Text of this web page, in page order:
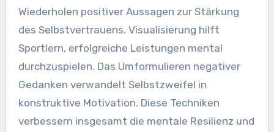
Wiederholen positiver Aussagen zur Stärkung
des Selbstvertrauens. Visualisierung hilft
Sportlern, erfolgreiche Leistungen mental
durchzuspielen. Das Umformulieren negativer
Gedanken verwandelt Selbstzweifel in
konstruktive Motivation. Diese Techniken
verbessern insgesamt die mentale Resilienz und